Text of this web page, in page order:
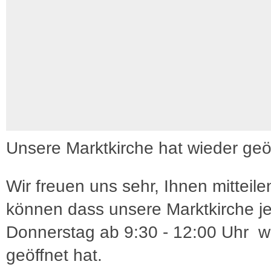
Unsere Marktkirche hat wieder
Wir freuen uns sehr, Ihnen
können dass unsere Marktkirche
Donnerstag ab 9:30 - 12:00 Uhr
geöffnet hat.